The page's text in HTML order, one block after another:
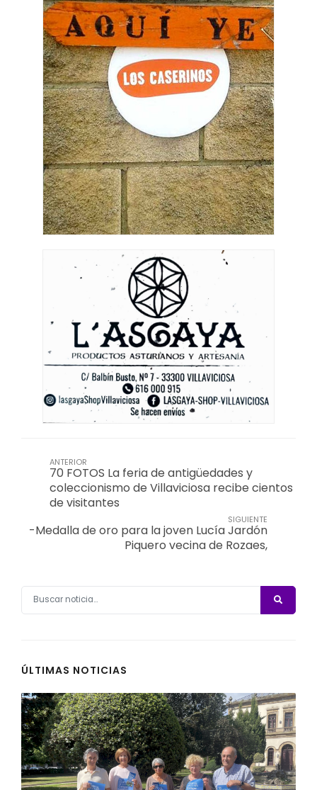
ANTERIOR
70 FOTOS La feria de antigüedades y
coleccionismo de Villaviciosa recibe cientos
de visitantes
SIGUIENTE
-Medalla de oro para la joven Lucía Jardón
Piquero vecina de Rozaes,
ÚLTIMAS NOTICIAS